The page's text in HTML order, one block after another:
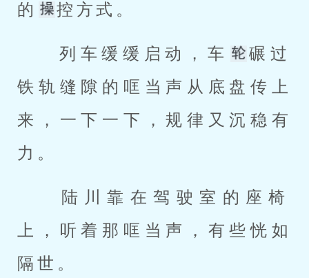
的
控方式。
列车缓缓启动，车
碾过
铁轨缝隙的哐当声从底盘传上
来，一下一下，规律又沉稳有
力。
上，听着那哐当声，有些恍如
隔世。